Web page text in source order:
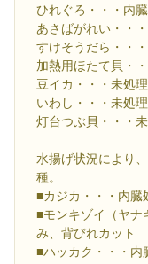
ひれぐろ・・・内
あさばがれい・・
すけそうだら・・
加熱用ほたて貝・
豆イカ・・・未処理
いわし・・・未処理
灯台つぶ貝・・・
水揚げ状況により
種。
■カジカ・・・内臓
■モンキゾイ（ヤナ
み、背びれカット
■ハッカク・・・内